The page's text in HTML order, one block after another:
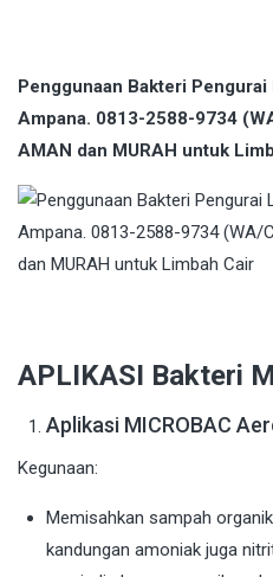
Penggunaan Bakteri
Ampana. 0813-2588-9734
AMAN dan MURAH untuk
APLIKASI Bakteri
Aplikasi MICROBAC
Kegunaan:
Memisahkan sampah
kandungan amoniak juga